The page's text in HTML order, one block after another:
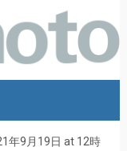
年9月19日 at 12時